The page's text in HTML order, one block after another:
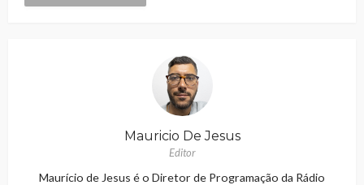
Mauricio De Jesus
Editor
Maurício de Jesus é o Diretor de Programação da Rádio